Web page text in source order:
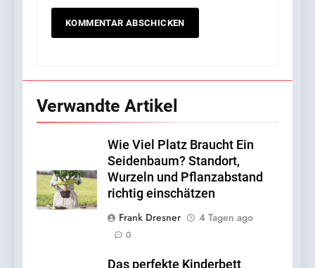
Verwandte Artikel
Wie Viel Platz Braucht Ein
Seidenbaum? Standort,
Wurzeln und Pflanzabstand
richtig einschätzen
Frank Dresner
4 Tagen ago
0
Das perfekte Kinderbett